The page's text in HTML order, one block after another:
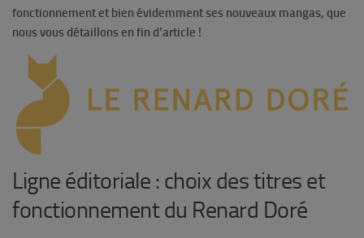
fonctionnement et bien évidemment ses nouveaux mangas, que
nous vous détaillons en fin d’article !
Ligne éditoriale : choix des titres et
fonctionnement du Renard Doré